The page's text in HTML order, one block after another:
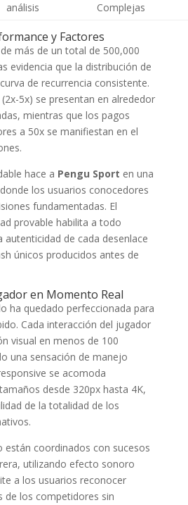
análisis
Complejas
y Factores
más de un total de 500,000
evidencia que la distribución de
de recurrencia consistente.
5x) se presentan en alrededor
mientras que los pagos
a 50x se manifiestan en el
hace a Pengu Sport en una
los usuarios conocedores
fundamentadas. El
provable habilita a todo
de cada desenlace
únicos producidos antes de
en Momento Real
ha quedado perfeccionada para
Cada interacción del jugador
visual en menos de 100
una sensación de manejo
se acomoda
desde 320px hasta 4K,
de la totalidad de los
están coordinados con sucesos
utilizando efecto sonoro
a los usuarios reconocer
de los competidores sin